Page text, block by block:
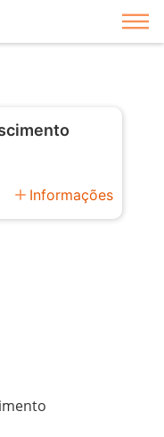
add Informações